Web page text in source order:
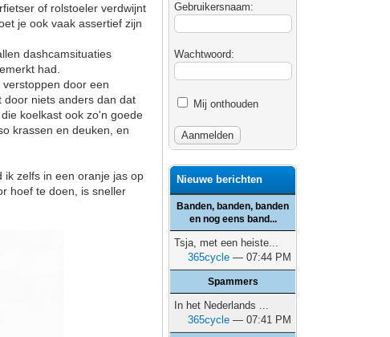
of rolstoeler verdwijnt
je ook vaak assertief zijn
dashcamsituaties
had.
door een
door niets anders dan dat
koelkast ook zo'n goede
krassen en deuken, en
ik zelfs in een oranje jas op
hoef te doen, is sneller
Gebruikersnaam:
Wachtwoord:
Mij onthouden
Nieuwe berichten
Banden, banden, banden
en nog eens band...
Tsja, met een heiste...
365cycle — 07:44 PM
Spammers
In het Nederlands ...
365cycle — 07:41 PM